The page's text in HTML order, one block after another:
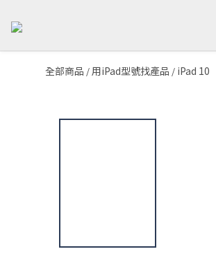
全部商品 /用iPad型號找產品 / iPad 10